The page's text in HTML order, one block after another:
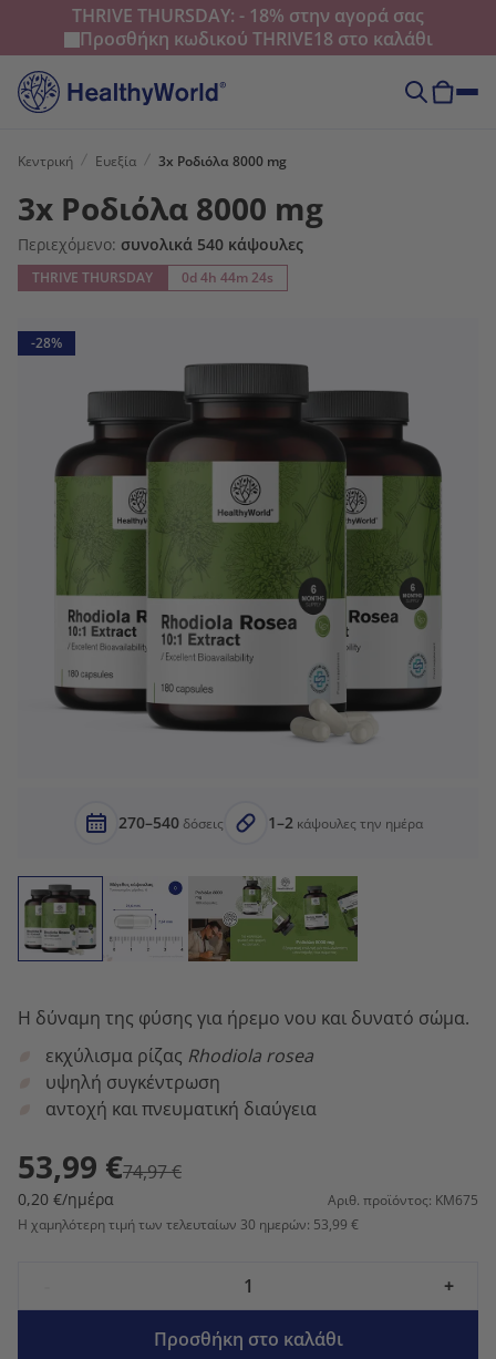
THRIVE THURSDAY: - 18% στην αγορά σας
Προσθήκη κωδικού THRIVE18 στο καλάθι
Κεντρική Ευεξία 3x Ροδιόλα 8000 mg
3x Ροδιόλα 8000 mg
Περιεχόμενο: συνολικά 540 κάψουλες
THRIVE THURSDAY 0d 4h 44m 22s
-28%
270–540δόσεις 1–2κάψουλες την ημέρα
Η δύναμη της φύσης για ήρεμο νου και δυνατό σώμα.
εκχύλισμα ρίζας Rhodiola rosea
υψηλή συγκέντρωση
αντοχή και πνευματική διαύγεια
53,99 €74,97 €
0,20 €/ημέρα
Αριθ. προϊόντος: KM675
Η χαμηλότερη τιμή των τελευταίων 30 ημερών: 53,99 €
+
Προσθήκη στο καλάθι